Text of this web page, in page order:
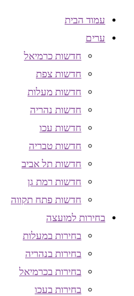
עמוד הבית
ערים
חדשות כרמיאל
חדשות צפת
חדשות מעלות
חדשות נהריה
חדשות עכו
חדשות טבריה
חדשות תל אביב
חדשות רמת גן
חדשות פתח תקווה
בחירות למועצה
בחירות במעלות
בחירות בנהריה
בחירות בכרמיאל
בחירות בעכו